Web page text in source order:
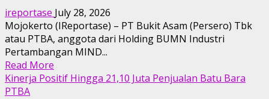
ireportase July 28, 2026
Mojokerto (IReportase) – PT Bukit Asam (Persero) Tbk
atau PTBA, anggota dari Holding BUMN Industri
Pertambangan MIND...
Read More
Kinerja Positif Hingga 21,10 Juta Penjualan Batu Bara
PTBA